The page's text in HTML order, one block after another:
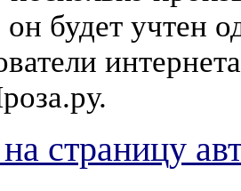
он будет учтен
страницу